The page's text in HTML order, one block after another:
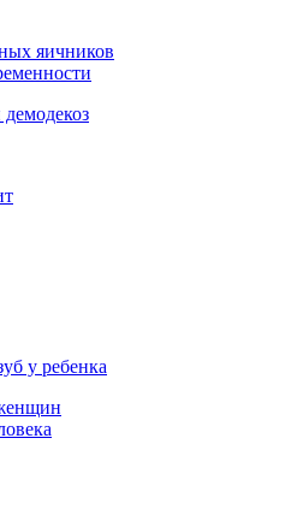
яичников
у ребенка